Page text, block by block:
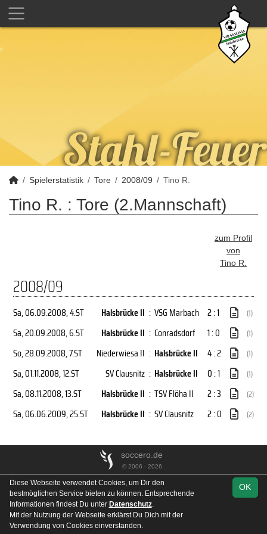
Spielerstatistik Tore 2008/09 Tino R.
Tino R. : Tore (2.Mannschaft)
zum Profil
von
Tino R.
2008/09
Sa, 06.09.2008, 4.ST Halsbrücke II : VSG Marbach 2 : 1 (1)
Sa, 20.09.2008, 6.ST Halsbrücke II : Conradsdorf 1 : 0 (1)
So, 28.09.2008, 7.ST Niederwiesa II : Halsbrücke II 4 : 2 (1)
Sa, 01.11.2008, 12.ST SV Clausnitz : Halsbrücke II 0 : 1 (1)
Sa, 08.11.2008, 13.ST Halsbrücke II : TSV Flöha II 2 : 3 (2)
Sa, 06.06.2009, 25.ST Halsbrücke II : SV Clausnitz 2 : 0 (2)
soccero.de
© 2006 - 2026
Impressum Fotos Datenschutz OK
Diese Webseite verwendet Cookies, um Dir den
bestmöglichen Service bieten zu können. Entsprechende
Informationen findest Du unter Datenschutz.
Mit der Nutzung der Webseite erklärst Du Dich mit der
Verwendung von Cookies einverstanden.